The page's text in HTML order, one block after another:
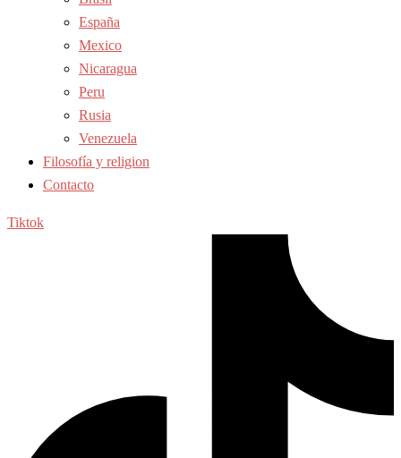
España
Mexico
Nicaragua
Peru
Rusia
Venezuela
Filosofía y religion
Contacto
Tiktok